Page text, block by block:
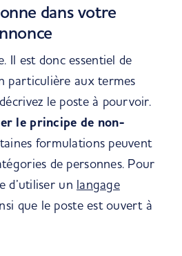
dans votre
Il est donc essentiel de
particulière aux termes
le poste à pourvoir.
le principe de non-
formulations peuvent
de personnes. Pour
d’utiliser un langage
que le poste est ouvert à